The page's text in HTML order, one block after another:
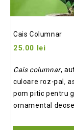
Cais Columnar
25.00 lei
Cais columnar,
culoare roz-pal,
pom pitic pentru
ornamental